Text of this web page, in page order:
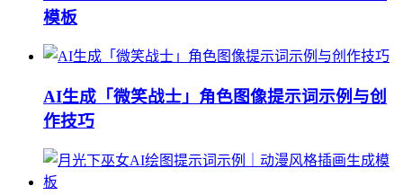
模板
AI生成「微笑战士」角色图像提示词示例与创
作技巧